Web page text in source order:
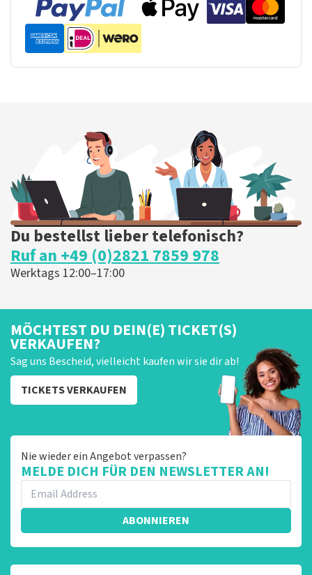
Du bestellst lieber telefonisch?
Ruf an +49 (0)2821 7859 978
Werktags 12:00–17:00
MÖCHTEST DU DEIN(E) TICKET(S)
VERKAUFEN?
Sag uns Bescheid, vielleicht kaufen wir sie dir ab!
TICKETS VERKAUFEN
Nie wieder ein Angebot verpassen?
MELDE DICH FÜR DEN NEWSLETTER AN!
ABONNIEREN